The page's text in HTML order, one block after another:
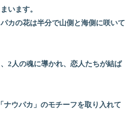
います。
カの花は半分で山側と海側に咲いて
2人の魂に導かれ、恋人たちが結ば
ナウパカ」のモチーフを取り入れて